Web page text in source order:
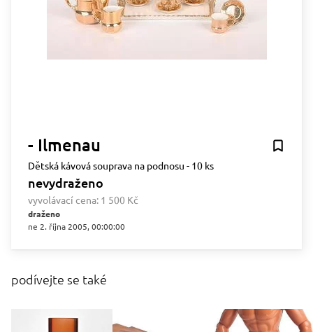
- Ilmenau
Dětská kávová souprava na podnosu - 10 ks
nevydraženo
vyvolávací cena: 1 500 Kč
draženo
ne 2. října 2005, 00:00:00
podívejte se také